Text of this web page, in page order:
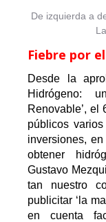
De izquierda a
Fiebre por
Desde la
Hidrógeno:
Renovable’, el
públicos
inversiones,
obtener
Gustavo
tan nuestro
publicitar ‘la
en cuenta